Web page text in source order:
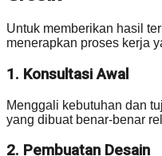
Untuk memberikan hasil
menerapkan proses kerja
1. Konsultasi Awal
Menggali kebutuhan dan
yang dibuat benar-benar
2. Pembuatan Desain